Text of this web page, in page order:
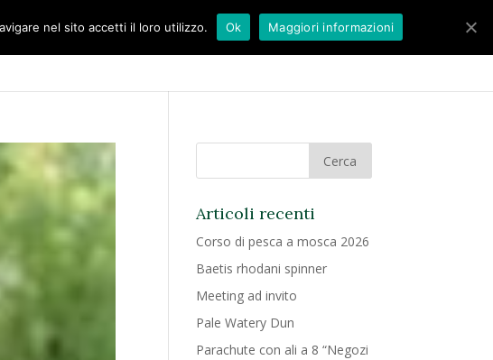
CONTATTI
Articoli recenti
Corso di pesca a mosca 2026
Baetis rhodani spinner
Meeting ad invito
Pale Watery Dun
Parachute con ali a 8 “Negozi
nel sito accetti il loro utilizzo. Ok Maggiori informazioni